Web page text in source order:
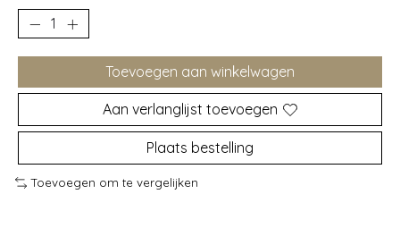
Toevoegen aan winkelwagen
Aan verlanglijst toevoegen
Plaats bestelling
Toevoegen om te vergelijken